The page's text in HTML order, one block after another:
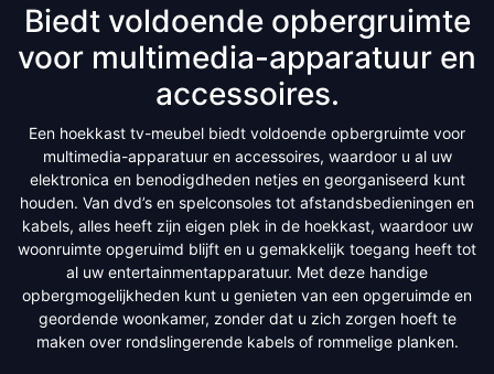
Biedt voldoende opbergruimte
voor multimedia-apparatuur en
accessoires.
Een hoekkast tv-meubel biedt voldoende opbergruimte voor
multimedia-apparatuur en accessoires, waardoor u al uw
elektronica en benodigdheden netjes en georganiseerd kunt
houden. Van dvd’s en spelconsoles tot afstandsbedieningen en
kabels, alles heeft zijn eigen plek in de hoekkast, waardoor uw
woonruimte opgeruimd blijft en u gemakkelijk toegang heeft tot
al uw entertainmentapparatuur. Met deze handige
opbergmogelijkheden kunt u genieten van een opgeruimde en
geordende woonkamer, zonder dat u zich zorgen hoeft te
maken over rondslingerende kabels of rommelige planken.